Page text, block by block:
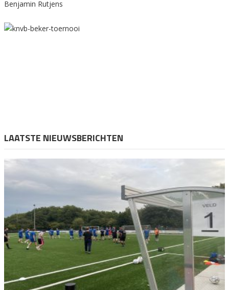
Benjamin Rutjens
LAATSTE NIEUWSBERICHTEN